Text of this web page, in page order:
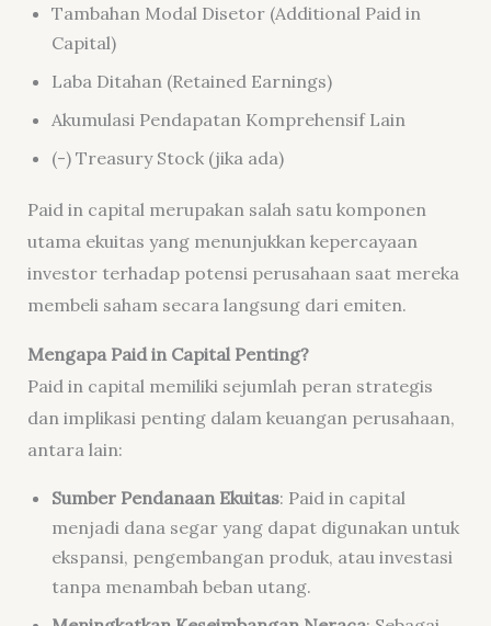
Tambahan Modal Disetor (Additional Paid in
Capital)
Laba Ditahan (Retained Earnings)
Akumulasi Pendapatan Komprehensif Lain
(-) Treasury Stock (jika ada)
Paid in capital merupakan salah satu komponen
utama ekuitas yang menunjukkan kepercayaan
investor terhadap potensi perusahaan saat mereka
membeli saham secara langsung dari emiten.
Mengapa Paid in Capital Penting?
Paid in capital memiliki sejumlah peran strategis
dan implikasi penting dalam keuangan perusahaan,
antara lain:
Sumber Pendanaan Ekuitas: Paid in capital
menjadi dana segar yang dapat digunakan untuk
ekspansi, pengembangan produk, atau investasi
tanpa menambah beban utang.